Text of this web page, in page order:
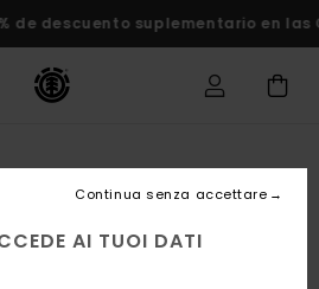
descuento suplementario en las
AI TUOI DATI
Continua senza accettare